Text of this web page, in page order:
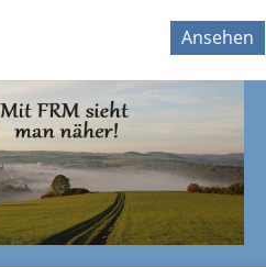
Ansehen